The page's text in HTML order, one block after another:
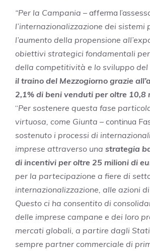
“Per la Campania – afferma
l’internazionalizzazione dei sistemi
l’aumento della propensione
obiettivi strategici fondamentali
della competitività e lo sviluppo
il traino del Mezzogiorno grazie
2,1% di beni venduti per oltre 10,8
“Per sostenere questa fase
virtuosa, come Giunta – continua
sostenuto i processi di
imprese attraverso una strategia
di incentivi per oltre 25 milioni di
per la partecipazione a fiere di
internazionalizzazione, alle azioni
Questo ci ha consentito di
delle imprese campane e dei loro
mercati globali, a partire dagli
sempre partner commerciale di